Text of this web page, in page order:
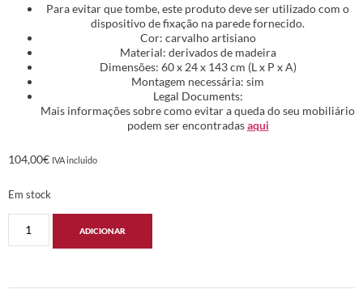
Para evitar que tombe, este produto deve ser utilizado com o
dispositivo de fixação na parede fornecido.
Cor: carvalho artisiano
Material: derivados de madeira
Dimensões: 60 x 24 x 143 cm (L x P x A)
Montagem necessária: sim
Legal Documents:
Mais informações sobre como evitar a queda do seu mobiliário
podem ser encontradasaqui
104,00€ IVA incluido
Em stock
ADICIONAR